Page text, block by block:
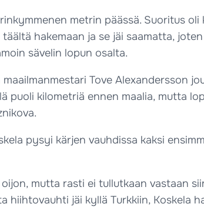
metrin päässä. Suoritus
hakemaan ja se jäi saamatta,
sävelin lopun osalta.
Tove Alexandersson
puoli kilometriä ennen maalia, mutta
pysyi kärjen vauhdissa kaksi
mutta rasti ei tullutkaan vastaan
hiihtovauhti jäi kyllä Turkkiin, Koskela